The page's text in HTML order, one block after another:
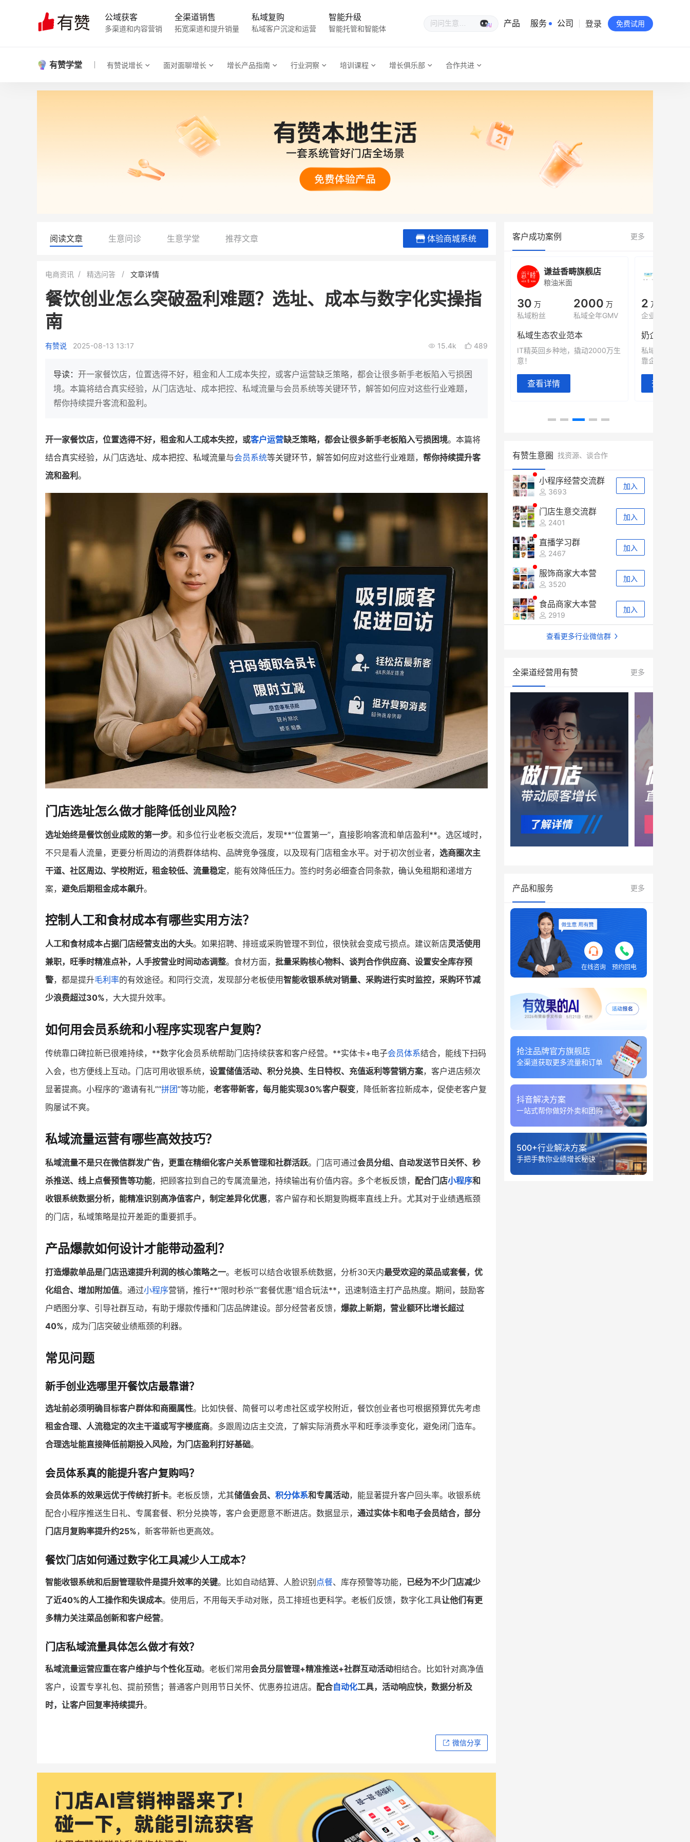
公域获客
多渠道和内容营销
全渠道销售
拓宽渠道和提升销量
私域复购
私域客户沉淀和运营
智能升级
智能托管和智能体
生意专家
产品 服务 公司
有赞公益
站点地图
登录 免费试用
有赞学堂 有赞说增长 面对面聊增长 增长产品指南 行业洞察 培训课程 增长俱乐部 合作共进
阅读文章 生意问诊 生意学堂 推荐文章 体验商城系统
电商资讯 精选问答 文章详情
餐饮创业怎么突破盈利难题？选址、成本与数字化实操指
南
有赞说 2025-08-13 13:17 15.4k 489
导读： 开一家餐饮店，位置选得不好，租金和人工成本失控，或客户运营缺乏策略，都会让很多新手老板陷入亏损困
境。本篇将结合真实经验，从门店选址、成本把控、私域流量与会员系统等关键环节，解答如何应对这些行业难题，
帮你持续提升客流和盈利。
开一家餐饮店，位置选得不好，租金和人工成本失控，或客户运营缺乏策略，都会让很多新手老板陷入亏损困境。本篇将
结合真实经验，从门店选址、成本把控、私域流量与会员系统等关键环节，解答如何应对这些行业难题， 帮你持续提升客
流和盈利 。
门店选址怎么做才能降低创业风险？
选址始终是餐饮创业成败的第一步。和多位行业老板交流后，发现**“位置第一”，直接影响客流和单店盈利**。选区域时，
不只是看人流量，更要分析周边的消费群体结构、品牌竞争强度，以及现有门店租金水平。对于初次创业者， 选商圈次主
干道、社区周边、学校附近，租金较低、流量稳定，能有效降低压力。签约时务必细查合同条款，确认免租期和递增方
案， 避免后期租金成本飙升。
控制人工和食材成本有哪些实用方法？
人工和食材成本占据门店经营支出的大头。如果招聘、排班或采购管理不到位，很快就会变成亏损点。建议新店灵活使用
兼职，旺季时精准点补，人手按营业时间动态调整。食材方面， 批量采购核心物料、谈判合作供应商、设置安全库存预
警，都是提升毛利率的有效途径。和同行交流，发现部分老板使用智能收银系统对销量、采购进行实时监控，采购环节减
少浪费超过30%，大大提升效率。
如何用会员系统和小程序实现客户复购？
传统靠口碑拉新已很难持续，**数字化会员系统帮助门店持续获客和客户经营。**实体卡+电子会员体系结合，能线下扫码
入会，也方便线上互动。门店可用收银系统， 设置储值活动、积分兑换、生日特权、充值返利等营销方案，客户进店频次
显著提高。小程序的“邀请有礼”“拼团”等功能， 老客带新客，每月能实现30%客户裂变，降低新客拉新成本，促使老客户复
购屡试不爽。
私域流量运营有哪些高效技巧？
私域流量不是只在微信群发广告，更重在精细化客户关系管理和社群活跃。门店可通过会员分组、自动发送节日关怀、秒
杀推送、线上点餐预售等功能，把顾客拉到自己的专属流量池，持续输出有价值内容。多个老板反馈， 配合门店小程序和
收银系统数据分析，能精准识别高净值客户，制定差异化优惠，客户留存和长期复购概率直线上升。尤其对于业绩遇瓶颈
的门店，私域策略是拉开差距的重要抓手。
产品爆款如何设计才能带动盈利？
打造爆款单品是门店迅速提升利润的核心策略之一。老板可以结合收银系统数据，分析30天内最受欢迎的菜品或套餐，优
化组合、增加附加值。通过小程序营销，推行**“限时秒杀”“套餐优惠”组合玩法**，迅速制造主打产品热度。期间，鼓励客
户晒图分享、引导社群互动，有助于爆款传播和门店品牌建设。部分经营者反馈， 爆款上新期，营业额环比增长超过
40%，成为门店突破业绩瓶颈的利器。
常见问题
新手创业选哪里开餐饮店最靠谱？
选址前必须明确目标客户群体和商圈属性。比如快餐、简餐可以考虑社区或学校附近，餐饮创业者也可根据预算优先考虑
租金合理、人流稳定的次主干道或写字楼底商。多跟周边店主交流，了解实际消费水平和旺季淡季变化，避免闭门造车。
合理选址能直接降低前期投入风险，为门店盈利打好基础。
会员体系真的能提升客户复购吗？
会员体系的效果远优于传统打折卡。老板反馈，尤其储值会员、 积分体系和专属活动，能显著提升客户回头率。收银系统
配合小程序推送生日礼、专属套餐、积分兑换等，客户会更愿意不断进店。数据显示， 通过实体卡和电子会员结合，部分
门店月复购率提升约25%，新客带新也更高效。
餐饮门店如何通过数字化工具减少人工成本？
智能收银系统和后厨管理软件是提升效率的关键。比如自动结算、人脸识别点餐、库存预警等功能， 已经为不少门店减少
了近40%的人工操作和失误成本。使用后，不用每天手动对账，员工排班也更科学。老板们反馈，数字化工具让他们有更
多精力关注菜品创新和客户经营。
门店私域流量具体怎么做才有效？
私域流量运营应重在客户维护与个性化互动。老板们常用会员分层管理+精准推送+社群互动活动相结合。比如针对高净值
客户，设置专享礼包、提前预售；普通客户则用节日关怀、优惠券拉进店。 配合自动化工具，活动响应快，数据分析及
时，让客户回复率持续提升。
微信分享
客户成功案例 更多
白帝牛奶旗舰店
900 万
私域样本打法！新希望白帝乳业
查看详情
80% +
7900 万
查看详情
母婴
域如何破局？
查看详情
200 万
200
%
这家女装连锁如何借有赞破局新
查看详情
谦益香畴旗舰店
粮油米面
30 万
私域粉丝
2000 万
私域全年GMV
私域生态农业范本
IT精英回乡种地，撬动2000万生
意！
查看详情
2 万人
奶企靠企业
私域样本打法
靠企业微信实
查看详情
有赞生意圈 找资源、谈合作
小程序经营交流群
3693
加入
门店生意交流群
2401
加入
直播学习群
2467
加入
服饰商家大本营
3520
加入
食品商家大本营
2919
加入
查看更多行业微信群
全渠道经营用有赞 更多
产品和服务 更多
在线咨询 预约回电
抢注品牌官方旗舰店
全渠道获取更多流量和订单
抖音解决方案
一站式帮你做好外卖和团购
500+行业解决方案
手把手教你业绩增长秘诀